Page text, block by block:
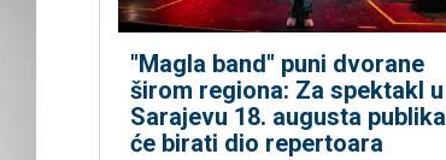
"Magla band" puni dvorane
širom regiona: Za spektakl u
Sarajevu 18. augusta publika
će birati dio repertoara